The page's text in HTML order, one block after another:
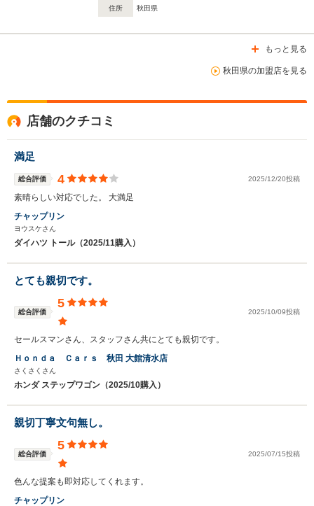
住所 秋田県
もっと見る
秋田県の加盟店を見る
店舗のクチコミ
満足
総合評価 4 2025/12/20投稿
素晴らしい対応でした。 大満足
チャップリン
ヨウスケさん
ダイハツ トール（2025/11購入）
とても親切です。
総合評価
5
2025/10/09投稿
セールスマンさん、スタッフさん共にとても親切です。
Ｈｏｎｄａ Ｃａｒｓ 秋田 大館清水店
さくさくさん
ホンダ ステップワゴン（2025/10購入）
親切丁寧文句無し。
総合評価
5
2025/07/15投稿
色んな提案も即対応してくれます。
チャップリン